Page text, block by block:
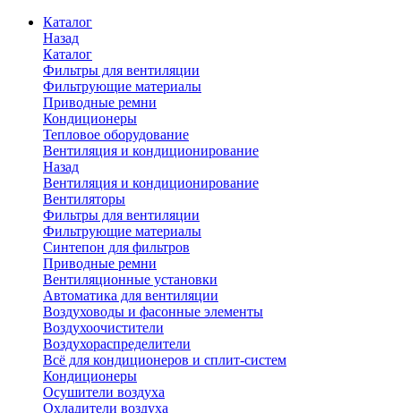
Каталог
Назад
Каталог
Фильтры для вентиляции
Фильтрующие материалы
Приводные ремни
Кондиционеры
Тепловое оборудование
Вентиляция и кондиционирование
Назад
Вентиляция и кондиционирование
Вентиляторы
Фильтры для вентиляции
Фильтрующие материалы
Синтепон для фильтров
Приводные ремни
Вентиляционные установки
Автоматика для вентиляции
Воздуховоды и фасонные элементы
Воздухоочистители
Воздухораспределители
Всё для кондиционеров и сплит-систем
Кондиционеры
Осушители воздуха
Охладители воздуха